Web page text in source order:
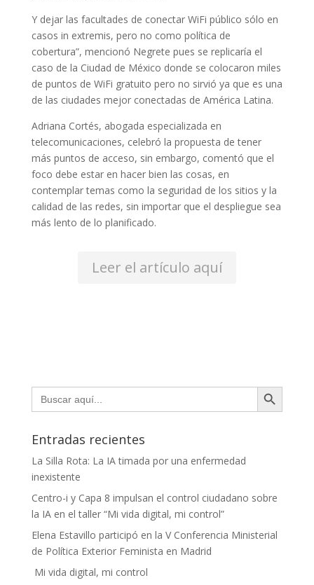
Y dejar las facultades de conectar WiFi público sólo en
casos in extremis, pero no como política de
cobertura”, mencionó Negrete pues se replicaría el
caso de la Ciudad de México donde se colocaron miles
de puntos de WiFi gratuito pero no sirvió ya que es una
de las ciudades mejor conectadas de América Latina.
Adriana Cortés, abogada especializada en
telecomunicaciones, celebró la propuesta de tener
más puntos de acceso, sin embargo, comentó que el
foco debe estar en hacer bien las cosas, en
contemplar temas como la seguridad de los sitios y la
calidad de las redes, sin importar que el despliegue sea
más lento de lo planificado.
Leer el artículo aquí
Buscar: Botón de búsqueda
Entradas recientes
La Silla Rota: La IA timada por una enfermedad
inexistente
Centro-i y Capa 8 impulsan el control ciudadano sobre
la IA en el taller “Mi vida digital, mi control”
Elena Estavillo participó en la V Conferencia Ministerial
de Política Exterior Feminista en Madrid
Mi vida digital, mi control